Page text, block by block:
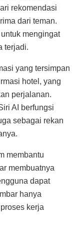
rekomendasi
dari teman.
mengingat
terjadi.
yang tersimpan
hotel, yang
perjalanan.
AI berfungsi
sebagai rekan
membantu
membuatnya
dapat
hanya
kerja